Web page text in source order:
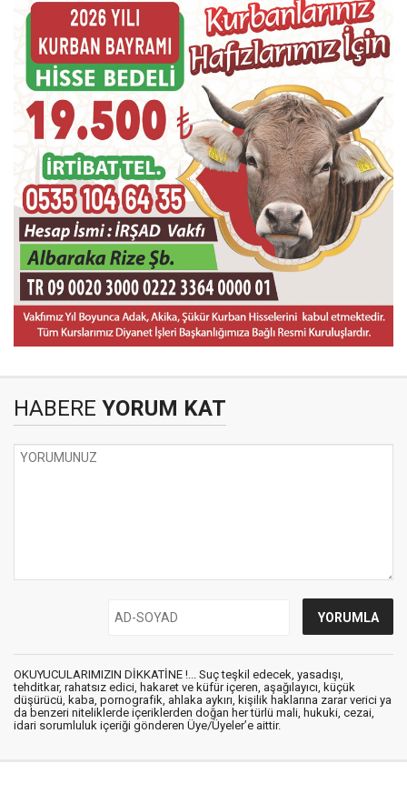
HABERE YORUM KAT
OKUYUCULARIMIZIN DİKKATİNE !... Suç teşkil edecek, yasadışı,
tehditkar, rahatsız edici, hakaret ve küfür içeren, aşağılayıcı, küçük
düşürücü, kaba, pornografik, ahlaka aykırı, kişilik haklarına zarar verici ya
da benzeri niteliklerde içeriklerden doğan her türlü mali, hukuki, cezai,
idari sorumluluk içeriği gönderen Üye/Üyeler’e aittir.